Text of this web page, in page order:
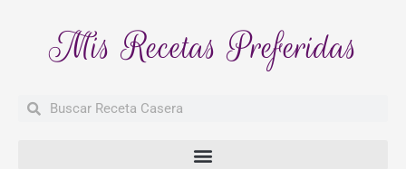
Mis Recetas Preferidas
BuscarBuscar